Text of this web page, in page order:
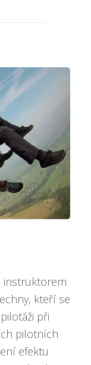
instruktorem
kteří se
při
pilotních
efektu